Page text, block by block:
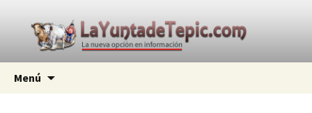
La Yunta de Tepic
La nueva opción en información
Menú